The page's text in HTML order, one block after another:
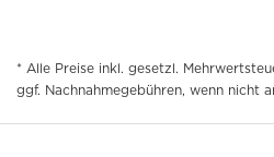
* Alle Preise inkl. gesetzl.
ggf. Nachnahmegebühren, wenn nicht